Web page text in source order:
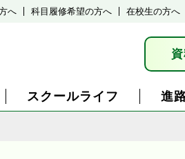
へ 科目履修希望の方へ 在校生の方へ
スクールライフ 進